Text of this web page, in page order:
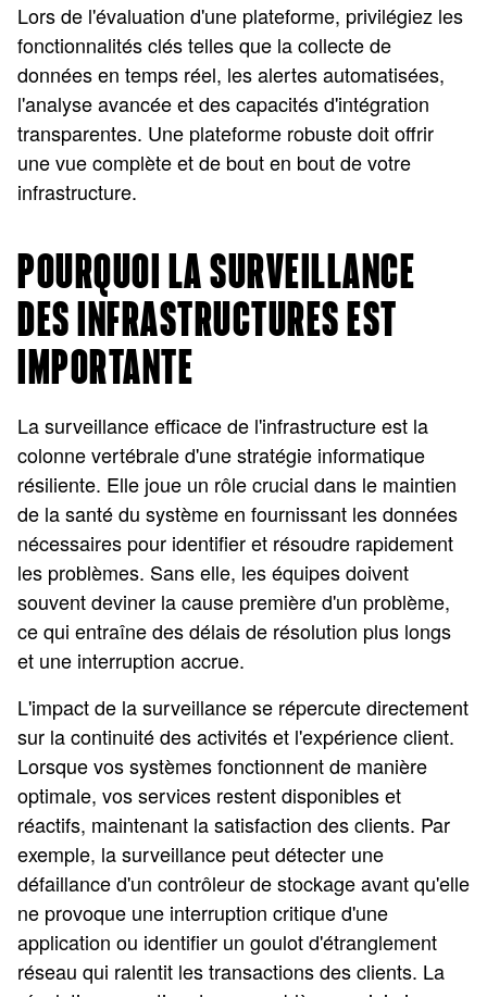
Lors de l'évaluation d'une plateforme, privilégiez les
fonctionnalités clés telles que la collecte de
données en temps réel, les alertes automatisées,
l'analyse avancée et des capacités d'intégration
transparentes. Une plateforme robuste doit offrir
une vue complète et de bout en bout de votre
infrastructure.
POURQUOI LA SURVEILLANCE
DES INFRASTRUCTURES EST
IMPORTANTE
La surveillance efficace de l'infrastructure est la
colonne vertébrale d'une stratégie informatique
résiliente. Elle joue un rôle crucial dans le maintien
de la santé du système en fournissant les données
nécessaires pour identifier et résoudre rapidement
les problèmes. Sans elle, les équipes doivent
souvent deviner la cause première d'un problème,
ce qui entraîne des délais de résolution plus longs
et une interruption accrue.
L'impact de la surveillance se répercute directement
sur la continuité des activités et l'expérience client.
Lorsque vos systèmes fonctionnent de manière
optimale, vos services restent disponibles et
réactifs, maintenant la satisfaction des clients. Par
exemple, la surveillance peut détecter une
défaillance d'un contrôleur de stockage avant qu'elle
ne provoque une interruption critique d'une
application ou identifier un goulot d'étranglement
réseau qui ralentit les transactions des clients. La